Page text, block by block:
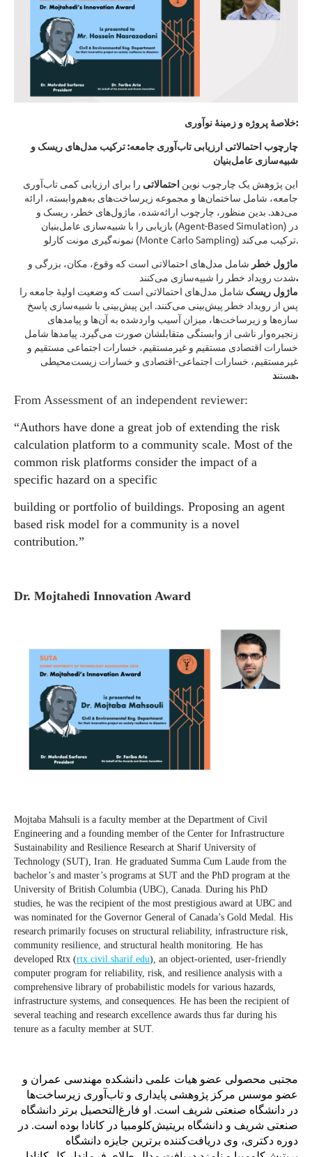
خلاصهٔ پروژه و زمینهٔ نوآوری:
چارچوب احتمالاتی ارزیابی تاب‌آوری جامعه: ترکیب مدل‌های ریسک و
شبیه‌سازی عامل‌بنیان
این پژوهش یک چارچوب نوین احتمالاتی را برای ارزیابی کمی تاب‌آوری
جامعه، شامل ساختمان‌ها و مجموعه زیرساخت‌های به‌هم‌وابسته، ارائه
می‌دهد. بدین منظور، چارچوب ارائه‌شده، ماژول‌های خطر، ریسک و
بازیابی را با شبیه‌سازی عامل‌بنیان (Agent-Based Simulation) در
ماژول خطر شامل مدل‌های احتمالاتی است که وقوع، مکان، بزرگی و
شدت رویداد خطر را شبیه‌سازی می‌کنند.
ماژول ریسک شامل مدل‌های احتمالاتی است که وضعیت اولیهٔ جامعه را
پس از رویداد خطر پیش‌بینی می‌کنند. این پیش‌بینی با شبیه‌سازی پاسخ
سازه‌ها و زیرساخت‌ها، میزان آسیب واردشده به آن‌ها و پیامدهای
زنجیره‌وار ناشی از وابستگی متقابلشان صورت می‌گیرد. پیامدها شامل
خسارات اقتصادی مستقیم و غیرمستقیم، خسارات اجتماعی مستقیم و
غیرمستقیم، خسارات اجتماعی-اقتصادی و خسارات زیست‌محیطی
هستند.
From Assessment of an independent reviewer:
“Authors have done a great job of extending the risk
calculation platform to a community scale. Most of the
common risk platforms consider the impact of a
specific hazard on a specific
building or portfolio of buildings. Proposing an agent
based risk model for a community is a novel
contribution.”
Dr. Mojtahedi Innovation Award
Mojtaba Mahsuli is a faculty member at the Department of Civil
Engineering and a founding member of the Center for Infrastructure
Sustainability and Resilience Research at Sharif University of
Technology (SUT), Iran. He graduated Summa Cum Laude from the
bachelor’s and master’s programs at SUT and the PhD program at the
University of British Columbia (UBC), Canada. During his PhD
studies, he was the recipient of the most prestigious award at UBC and
was nominated for the Governor General of Canada’s Gold Medal. His
research primarily focuses on structural reliability, infrastructure risk,
community resilience, and structural health monitoring. He has
developed Rtx (rtx.civil.sharif.edu), an object-oriented, user-friendly
computer program for reliability, risk, and resilience analysis with a
comprehensive library of probabilistic models for various hazards,
infrastructure systems, and consequences. He has been the recipient of
several teaching and research excellence awards thus far during his
tenure as a faculty member at SUT.
مجتبی محصولی عضو هیات علمی دانشکده مهندسی عمران و
عضو موسس مرکز پژوهشی پایداری و تاب‌آوری زیرساخت‌ها
در دانشگاه صنعتی شریف است. او فارغ‌التحصیل برتر دانشگاه
صنعتی شریف و دانشگاه بریتیش‌کلومبیا در کانادا بوده است. در
دوره دکتری، وی دریافت‌کننده برترین جایزه دانشگاه